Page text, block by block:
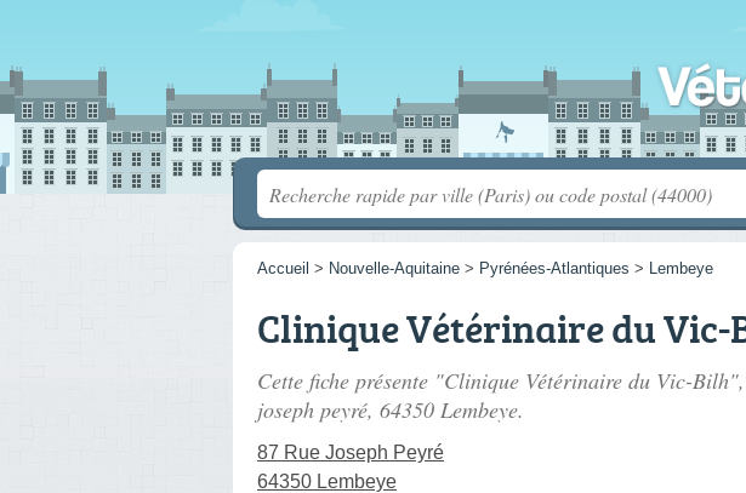
Accueil > Nouvelle-Aquitaine > Pyrénées-Atlantiques > Lembeye
Clinique Vétérinaire du Vic-
Cette fiche présente "Clinique Vétérinaire du Vic-
joseph peyré, 64350 Lembeye.
87 Rue Joseph Peyré
64350 Lembeye